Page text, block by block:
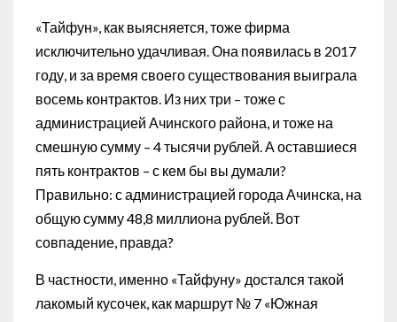
«Тайфун», как выясняется, тоже фирма
исключительно удачливая. Она появилась в 2017
году, и за время своего существования выиграла
восемь контрактов. Из них три – тоже с
администрацией Ачинского района, и тоже на
смешную сумму – 4 тысячи рублей. А оставшиеся
пять контрактов – с кем бы вы думали?
Правильно: с администрацией города Ачинска, на
общую сумму 48,8 миллиона рублей. Вот
совпадение, правда?
В частности, именно «Тайфуну» достался такой
лакомый кусочек, как маршрут № 7 «Южная